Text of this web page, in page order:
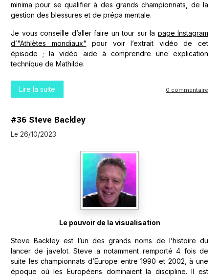
minima pour se qualifier à des grands championnats, de la
gestion des blessures et de prépa mentale.
Je vous conseille d’aller faire un tour sur la page Instagram
d’"Athlètes mondiaux" pour voir l’extrait vidéo de cet
épisode ; la vidéo aide à comprendre une explication
technique de Mathilde.
Lire la suite 0 commentaire
#36 Steve Backley
Le 26/10/2023
Le pouvoir de la visualisation
Steve Backley est l’un des grands noms de l’histoire du
lancer de javelot. Steve a notamment remporté 4 fois de
suite les championnats d’Europe entre 1990 et 2002, à une
époque où les Européens dominaient la discipline. Il est